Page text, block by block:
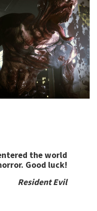
the world
Good luck!
Resident Evil